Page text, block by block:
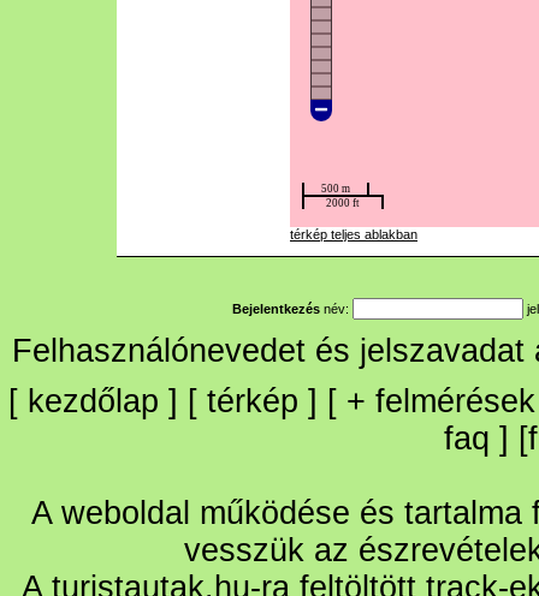
térkép teljes ablakban
Bejelentkezés név:
Felhasználónevedet és
[ kezdőlap ] [ térkép ] [ + felmérések
faq ] [
A weboldal működése és
vesszük az
A turistautak.hu-ra feltöltött track-